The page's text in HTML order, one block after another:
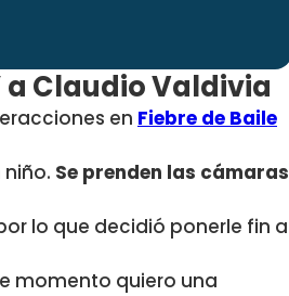
a Claudio Valdivia
en Fiebre de Baile
Se prenden las cámaras
lo que decidió ponerle fin a
momento quiero una